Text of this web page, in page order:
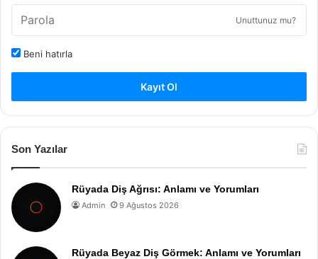
Unuttunuz mu?
Beni hatırla
Kayıt Ol
Son Yazılar
Rüyada Diş Ağrısı: Anlamı ve Yorumları
Admin 9 Ağustos 2026
Rüyada Beyaz Diş Görmek: Anlamı ve Yorumları